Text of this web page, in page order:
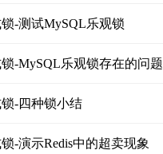
-测试MySQL乐观锁
-MySQL乐观锁存在的问题
-四种锁小结
-演示Redis中的超卖现象